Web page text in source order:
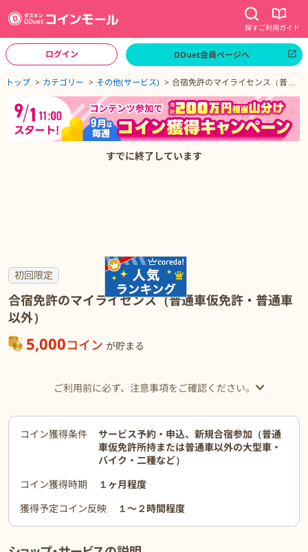
探すご利用ガイド
ログイン DDuet会員ページへ
トップ カテゴリー その他(サービス)
合宿免許のマイライセンス（普通
合宿免許のマイライセンス（普通車仮免許・普通車以外）の詳細
すでに終了しています
初回限定
合宿免許のマイライセンス（普通車仮免許・普通車
以外）
5,000コイン が貯まる
ご利用前に必ず、注意事項をご確認ください。
コイン獲得条件
サービス予約・申込、新規合宿参加（普通
車仮免許所持または普通車以外の大型車・
バイク・二種など）
コイン獲得時期
１ヶ月程度
獲得予定コイン反映
１〜２時間程度
ジトップへ